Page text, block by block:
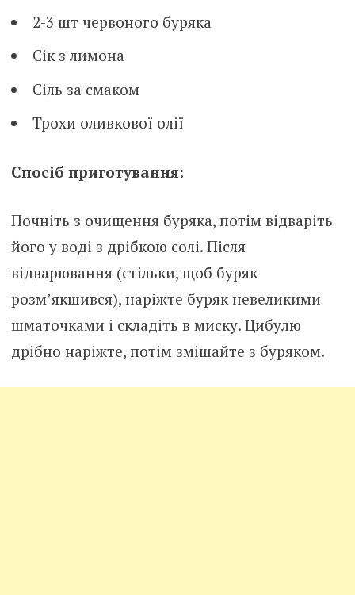
2-3 шт червоного буряка
Сік з лимона
Сіль за смаком
Трохи оливкової олії
Спосіб приготування:
Почніть з очищення буряка, потім відваріть
його у воді з дрібкою солі. Після
відварювання (стільки, щоб буряк
розм’якшився), наріжте буряк невеликими
шматочками і складіть в миску. Цибулю
дрібно наріжте, потім змішайте з буряком.